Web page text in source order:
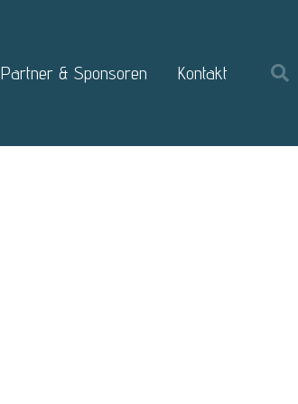
Partner & Sponsoren Kontakt